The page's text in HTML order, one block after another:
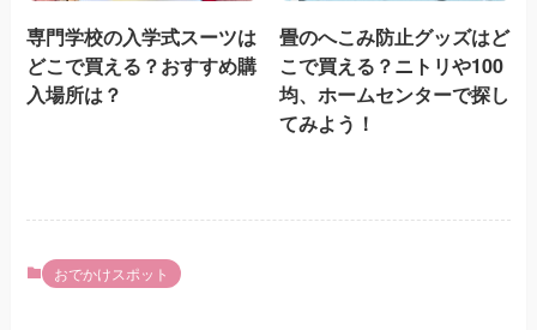
専門学校の入学式スーツは
どこで買える？おすすめ購
入場所は？
畳のへこみ防止グッズはど
こで買える？ニトリや100
均、ホームセンターで探し
てみよう！
おでかけスポット